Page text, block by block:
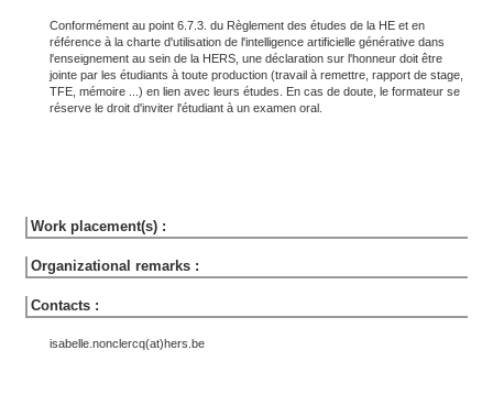
Conformément au point 6.7.3. du Règlement des études de la HE et en
référence à la charte d'utilisation de l'intelligence artificielle générative dans
l'enseignement au sein de la HERS, une déclaration sur l'honneur doit être
jointe par les étudiants à toute production (travail à remettre, rapport de stage,
TFE, mémoire ...) en lien avec leurs études. En cas de doute, le formateur se
réserve le droit d'inviter l'étudiant à un examen oral.
Work placement(s) :
Organizational remarks :
Contacts :
isabelle.nonclercq(at)hers.be